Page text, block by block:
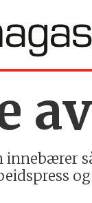
innebærer